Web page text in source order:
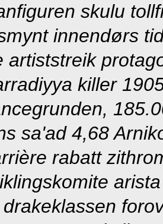
skulu
innendørs
artiststreik
killer
sa'ad 4,68
rabatt